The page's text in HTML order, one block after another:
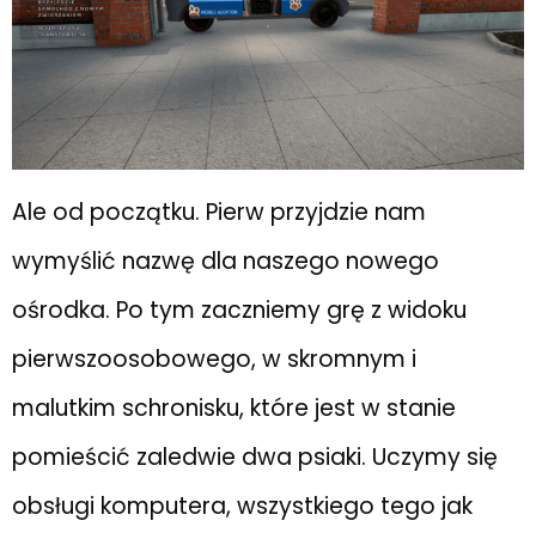
Ale od początku. Pierw przyjdzie nam
wymyślić nazwę dla naszego nowego
ośrodka. Po tym zaczniemy grę z widoku
pierwszoosobowego, w skromnym i
malutkim schronisku, które jest w stanie
pomieścić zaledwie dwa psiaki. Uczymy się
obsługi komputera, wszystkiego tego jak